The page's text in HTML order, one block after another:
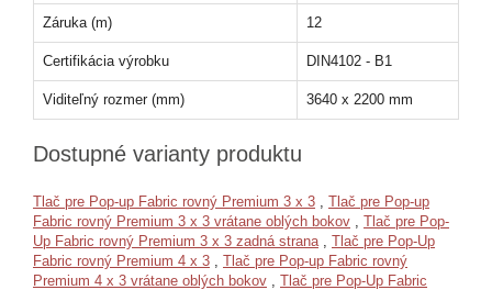
Záruka (m) 12
Certifikácia výrobku DIN4102 - B1
Viditeľný rozmer (mm) 3640 x 2200 mm
Dostupné varianty produktu
Tlač pre Pop-up Fabric rovný Premium 3 x 3
Tlač pre Pop-up
Fabric rovný Premium 3 x 3 vrátane oblých bokov
Tlač pre Pop-
Up Fabric rovný Premium 3 x 3 zadná strana
Tlač pre Pop-Up
Fabric rovný Premium 4 x 3
Tlač pre Pop-up Fabric rovný
Premium 4 x 3 vrátane oblých bokov
Tlač pre Pop-Up Fabric